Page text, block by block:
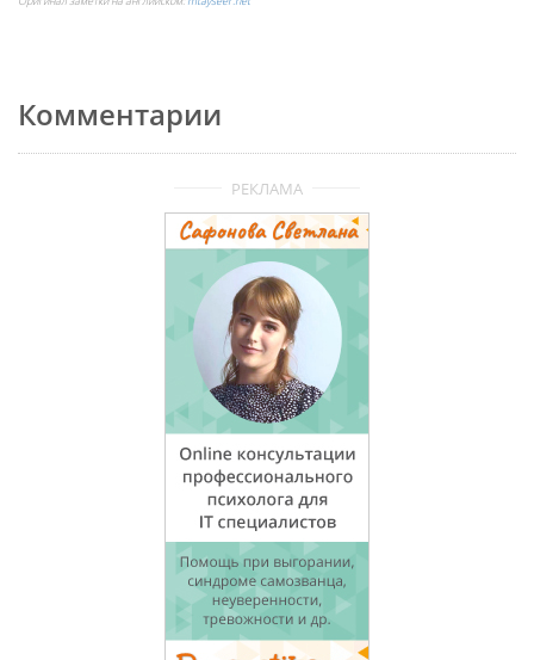
Комментарии
РЕКЛАМА